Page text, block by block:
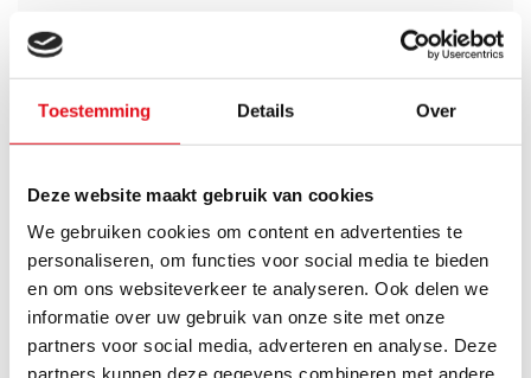
Toestemming Details Over
Deze website maakt gebruik van cookies
We gebruiken cookies om content en advertenties te
personaliseren, om functies voor social media te bieden
en om ons websiteverkeer te analyseren. Ook delen we
informatie over uw gebruik van onze site met onze
partners voor social media, adverteren en analyse. Deze
partners kunnen deze gegevens combineren met andere
Worden er materialen voor ophanging
bij geleverd?
Wat heb ik nog meer nodig om de
installatie van mijn radiator compleet te
Haakse of rechte aansluitset, welke heb
ik nodig?
Kan ik mijn Smart thermostaatknop
aansluiten op de paneelradiatoren van
Radiator-Outlet?